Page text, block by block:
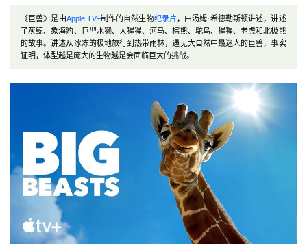
《巨兽》是由Apple TV+制作的自然生物纪录片 ，由汤姆·希德勒斯顿讲述，讲述
了灰鲸、象海豹、巨型水獭、大猩猩、河马、棕熊、鸵鸟、猩猩、老虎和北极熊
的故事。讲述从冰冻的极地旅行到热带雨林，遇见大自然中最迷人的巨兽，事实
证明，体型越是庞大的生物越是会面临巨大的挑战。